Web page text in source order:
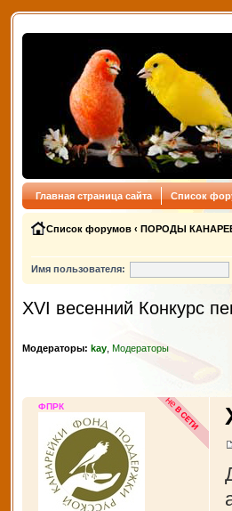
Главная страница сайта Список
Список форумов ‹ ПОРОДЫ
Имя пользователя:
XVI весенний Конкурс
Модераторы: kay, Модераторы
ФПРК